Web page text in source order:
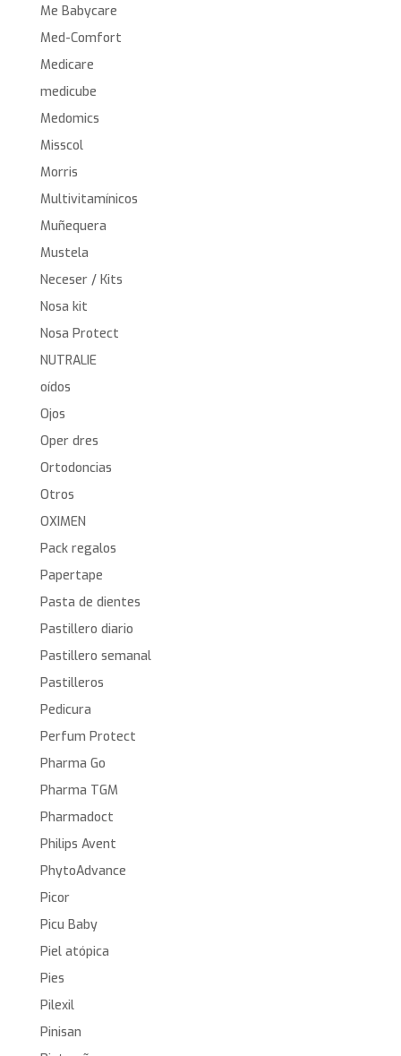
Me Babycare
Med-Comfort
Medicare
medicube
Medomics
Misscol
Morris
Multivitamínicos
Muñequera
Mustela
Neceser / Kits
Nosa kit
Nosa Protect
NUTRALIE
oídos
Ojos
Oper dres
Ortodoncias
Otros
OXIMEN
Pack regalos
Papertape
Pasta de dientes
Pastillero diario
Pastillero semanal
Pastilleros
Pedicura
Perfum Protect
Pharma Go
Pharma TGM
Pharmadoct
Philips Avent
PhytoAdvance
Picor
Picu Baby
Piel atópica
Pies
Pilexil
Pinisan